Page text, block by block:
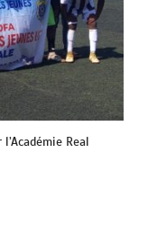
Real